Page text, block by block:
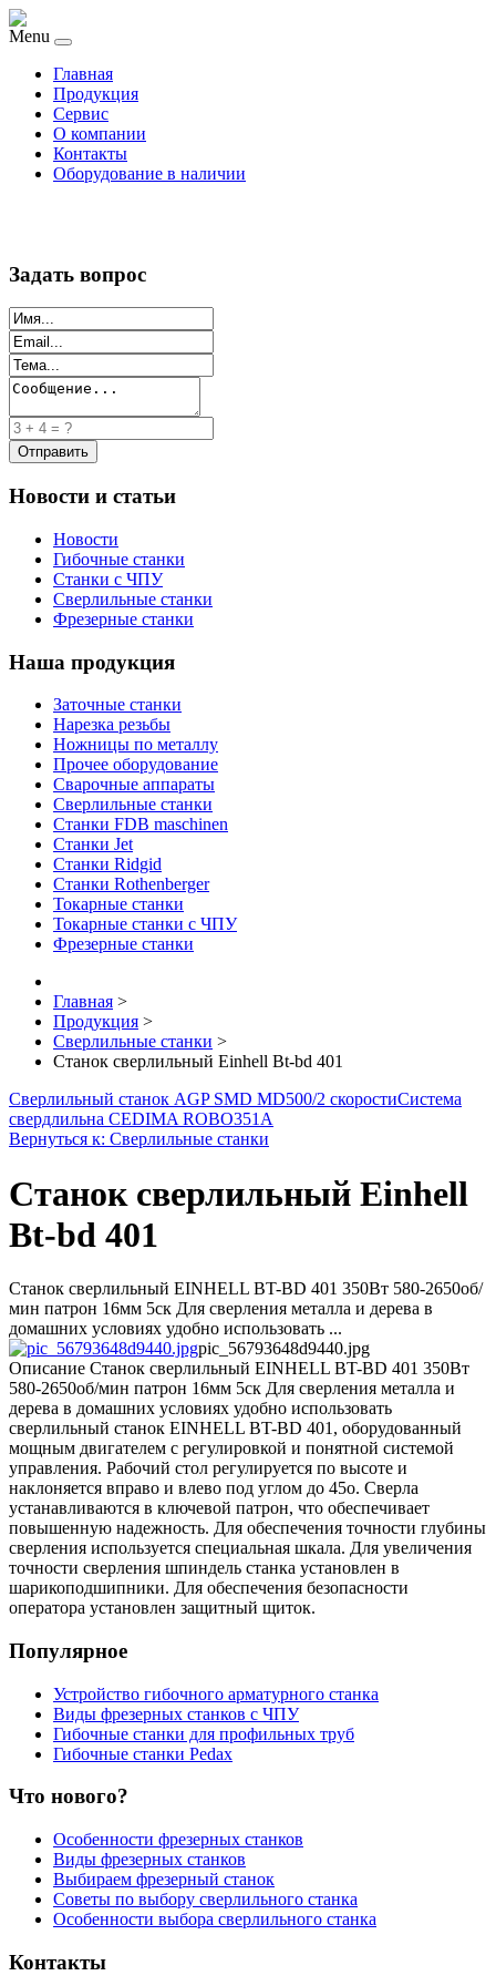
Menu
Главная
Продукция
Сервис
О компании
Контакты
Оборудование в наличии
Задать вопрос
Новости и статьи
Новости
Гибочные станки
Станки с ЧПУ
Сверлильные станки
Фрезерные станки
Наша продукция
Заточные станки
Нарезка резьбы
Ножницы по металлу
Прочее оборудование
Сварочные аппараты
Сверлильные станки
Станки FDB maschinen
Станки Jet
Станки Ridgid
Станки Rothenberger
Токарные станки
Токарные станки с ЧПУ
Фрезерные станки
Главная >
Продукция >
Сверлильные станки >
Станок сверлильный Einhell Bt-bd 401
Сверлильный станок AGP SMD MD500/2 скоростиСистема
свердлильна CEDIMA ROBO351A
Вернуться к: Сверлильные станки
Станок сверлильный Einhell
Bt-bd 401
Станок сверлильный EINHELL BT-BD 401 350Вт 580-2650об/
мин патрон 16мм 5ск Для сверления металла и дерева в
домашних условиях удобно использовать ...
pic_56793648d9440.jpg
Описание Станок сверлильный EINHELL BT-BD 401 350Вт
580-2650об/мин патрон 16мм 5ск Для сверления металла и
дерева в домашних условиях удобно использовать
сверлильный станок EINHELL BT-BD 401, оборудованный
мощным двигателем с регулировкой и понятной системой
управления. Рабочий стол регулируется по высоте и
наклоняется вправо и влево под углом до 45о. Сверла
устанавливаются в ключевой патрон, что обеспечивает
повышенную надежность. Для обеспечения точности глубины
сверления используется специальная шкала. Для увеличения
точности сверления шпиндель станка установлен в
шарикоподшипники. Для обеспечения безопасности
оператора установлен защитный щиток.
Популярное
Устройство гибочного арматурного станка
Виды фрезерных станков с ЧПУ
Гибочные станки для профильных труб
Гибочные станки Pedax
Что нового?
Особенности фрезерных станков
Виды фрезерных станков
Выбираем фрезерный станок
Советы по выбору сверлильного станка
Особенности выбора сверлильного станка
Контакты